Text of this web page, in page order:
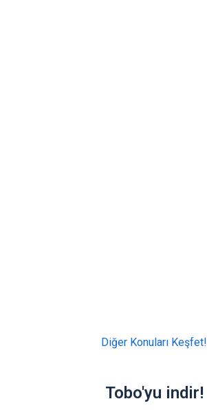
Diğer Konuları Keşfet!
Tobo'yu indir!